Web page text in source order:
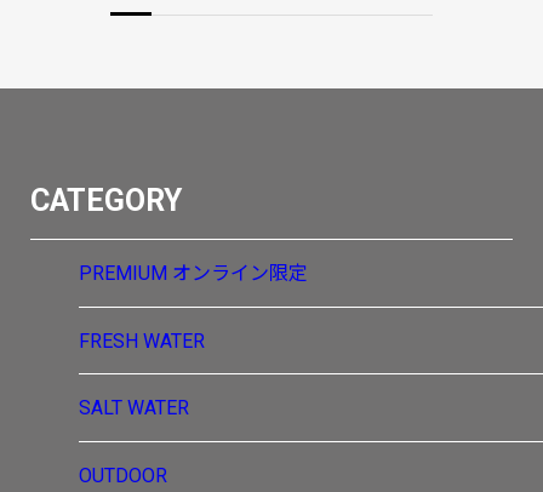
CATEGORY
PREMIUM オンライン限定
FRESH WATER
SALT WATER
OUTDOOR